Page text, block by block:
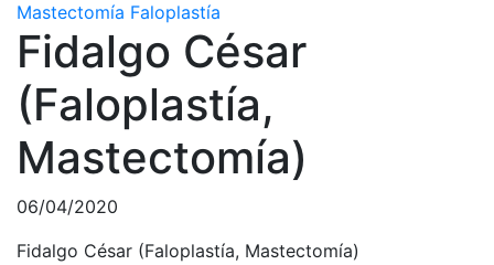
Mastectomía Faloplastía
Fidalgo César
(Faloplastía,
Mastectomía)
06/04/2020
Fidalgo César (Faloplastía, Mastectomía)